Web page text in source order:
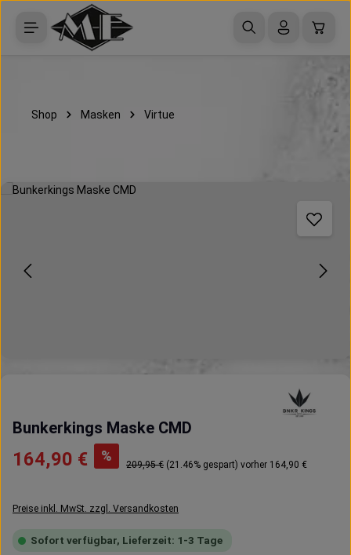
Zum Hauptinhalt springen
Shop Masken Virtue
Bildergalerie überspringen
Bunkerkings Maske CMD
Verkaufspreis:
164,90 € % Regulärer Preis:
209,95 € (21.46% gespart) vorher 164,90 €
Preise inkl. MwSt. zzgl. Versandkosten
Sofort verfügbar, Lieferzeit: 1-3 Tage